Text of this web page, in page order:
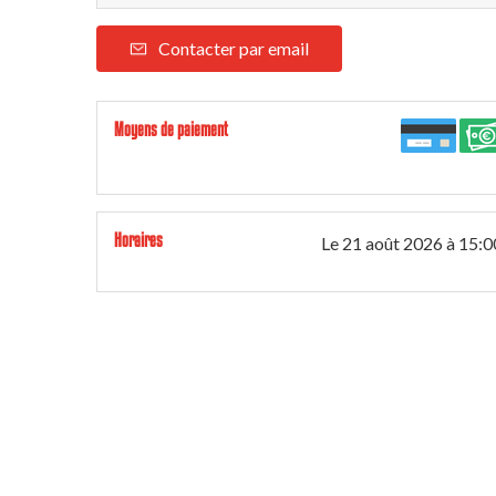
Contacter par email
Moyens de paiement
Horaires Le 21 août 2026à